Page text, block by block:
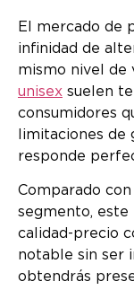
El mercado de
infinidad de
mismo nivel de
unisex suelen
consumidores
limitaciones de
responde
Comparado
segmento,
calidad-precio
notable sin ser
obtendrás